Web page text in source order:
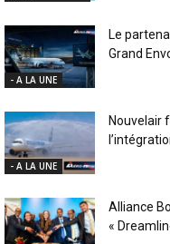
- A LA UNE
Le
Grand
- A LA UNE
Nouvelair
Alliance
«